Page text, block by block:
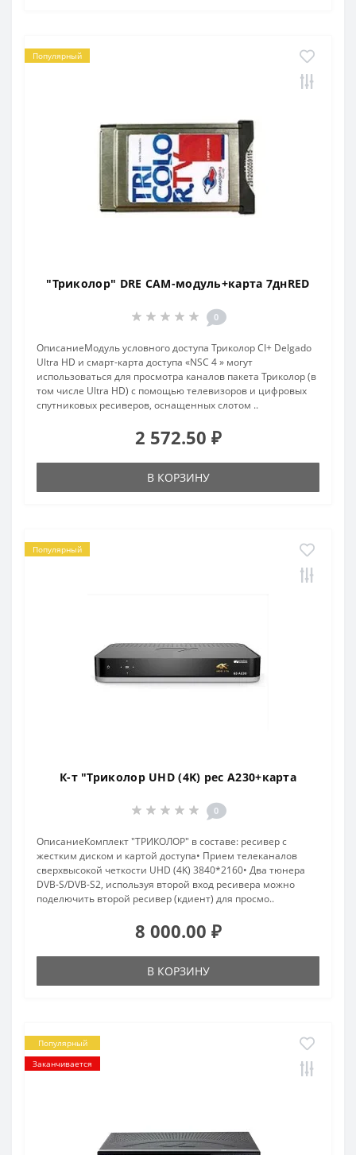
Популярный
"Триколор" DRE CAM-модуль+карта 7днRED
0
ОписаниеМодуль условного доступа Триколор CI+ Delgado
Ultra HD и смарт-карта доступа «NSC 4 » могут
использоваться для просмотра каналов пакета Триколор (в
том числе Ultra HD) с помощью телевизоров и цифровых
спутниковых ресиверов, оснащенных слотом ..
2 572.50 ₽
В КОРЗИНУ
Популярный
К-т "Триколор UHD (4K) рес A230+карта
0
ОписаниеКомплект "ТРИКОЛОР" в составе: ресивер с
жестким диском и картой доступа• Прием телеканалов
сверхвысокой четкости UHD (4K) 3840*2160• Два тюнера
DVB-S/DVB-S2, используя второй вход ресивера можно
поделючить второй ресивер (кдиент) для просмо..
8 000.00 ₽
В КОРЗИНУ
Популярный
Заканчивается